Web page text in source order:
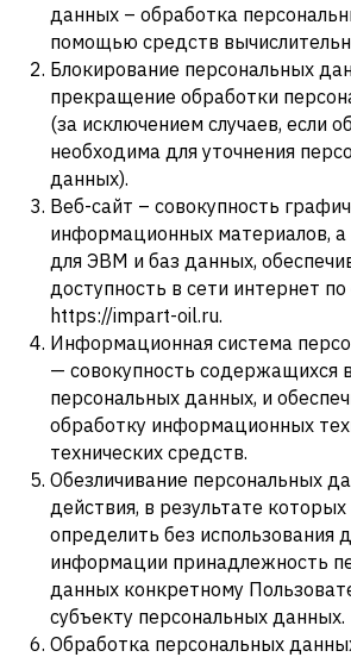
данных – обработка
помощью средств
Блокирование персональных
прекращение обработки
(за исключением случаев, если
необходима для уточнения
данных).
Веб-сайт – совокупность
информационных материалов,
для ЭВМ и баз данных,
доступность в сети интернет
https://impart-oil.ru.
Информационная система
— совокупность содержащихся
персональных данных, и
обработку информационных
технических средств.
Обезличивание персональных
действия, в результате
определить без использования
информации принадлежность
данных конкретному
субъекту персональных данных.
Обработка персональных